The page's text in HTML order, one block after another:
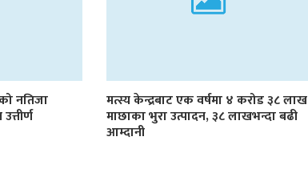
नतिजा मत्स्य केन्द्रबाट एक वर्षमा ४ करोड ३८ लाख
माछाका भुरा उत्पादन, ३८ लाखभन्दा बढी
आम्दानी